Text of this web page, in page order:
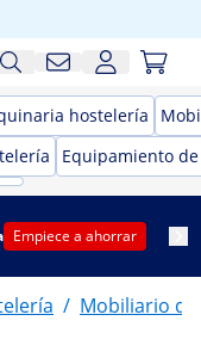
hostelería
Equipamiento
Empiece a ahorrar
/ Mobiliario